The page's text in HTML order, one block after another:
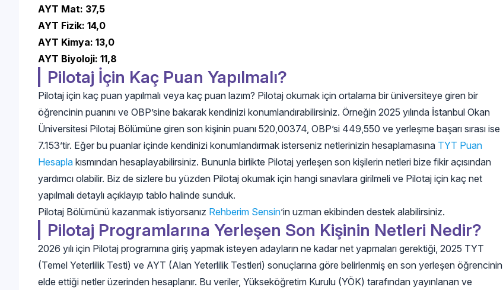
AYT Mat: 37,5
AYT Fizik: 14,0
AYT Kimya: 13,0
AYT Biyoloji: 11,8
Pilotaj İçin Kaç Puan Yapılmalı?
Pilotaj için kaç puan yapılmalı veya kaç puan lazım? Pilotaj okumak için ortalama bir üniversiteye giren bir
öğrencinin puanını ve OBP’sine bakarak kendinizi konumlandırabilirsiniz. Örneğin 2025 yılında İstanbul Okan
Üniversitesi Pilotaj Bölümüne giren son kişinin puanı 520,00374, OBP’si 449,550 ve yerleşme başarı sırası ise
7.153’tir. Eğer bu puanlar içinde kendinizi konumlandırmak isterseniz netlerinizin hesaplamasına TYT Puan
Hesapla kısmından hesaplayabilirsiniz. Bununla birlikte Pilotaj yerleşen son kişilerin netleri bize fikir açısından
yardımcı olabilir. Biz de sizlere bu yüzden Pilotaj okumak için hangi sınavlara girilmeli ve Pilotaj için kaç net
yapılmalı detaylı açıklayıp tablo halinde sunduk.
Pilotaj Bölümünü kazanmak istiyorsanız Rehberim Sensin’in uzman ekibinden destek alabilirsiniz.
Pilotaj Programlarına Yerleşen Son Kişinin Netleri Nedir?
2026 yılı için Pilotaj programına giriş yapmak isteyen adayların ne kadar net yapmaları gerektiği, 2025 TYT
(Temel Yeterlilik Testi) ve AYT (Alan Yeterlilik Testleri) sonuçlarına göre belirlenmiş en son yerleşen öğrencinin
elde ettiği netler üzerinden hesaplanır. Bu veriler, Yükseköğretim Kurulu (YÖK) tarafından yayınlanan ve